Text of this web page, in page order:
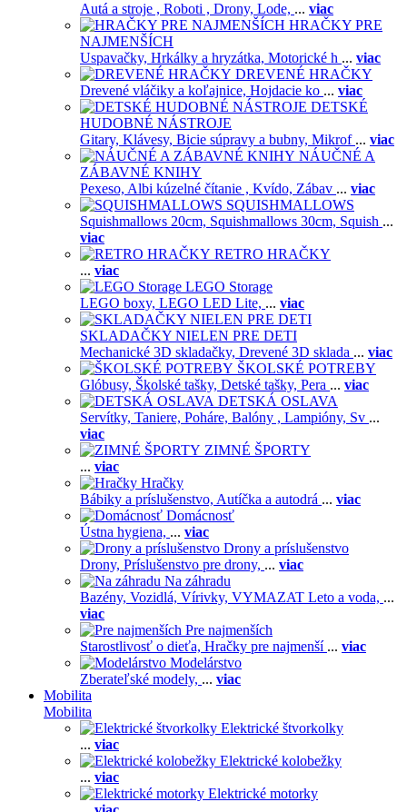
Autá a stroje , Roboti , Drony, Lode, ... viac
HRAČKY PRE
NAJMENŠÍCH
Uspavačky, Hrkálky a hryzátka, Motorické h ... viac
DREVENÉ HRAČKY
Drevené vláčiky a koľajnice, Hojdacie ko ... viac
DETSKÉ
HUDOBNÉ NÁSTROJE
Gitary, Klávesy, Bicie súpravy a bubny, Mikrof ... viac
NÁUČNÉ A
ZÁBAVNÉ KNIHY
Pexeso, Albi kúzelné čítanie , Kvído, Zábav ... viac
SQUISHMALLOWS
Squishmallows 20cm, Squishmallows 30cm, Squish ...
viac
RETRO HRAČKY
... viac
LEGO Storage
LEGO boxy, LEGO LED Lite, ... viac
SKLADAČKY NIELEN PRE DETI
Mechanické 3D skladačky, Drevené 3D sklada ... viac
ŠKOLSKÉ POTREBY
Glóbusy, Školské tašky, Detské tašky, Pera ... viac
DETSKÁ OSLAVA
Servítky, Taniere, Poháre, Balóny , Lampióny, Sv ...
viac
ZIMNÉ ŠPORTY
... viac
Hračky
Bábiky a príslušenstvo, Autíčka a autodrá ... viac
Domácnosť
Ústna hygiena, ... viac
Drony a príslušenstvo
Drony, Príslušenstvo pre drony, ... viac
Na záhradu
Bazény, Vozidlá, Vírivky, VYMAZAT Leto a voda, ...
viac
Pre najmenších
Starostlivosť o dieťa, Hračky pre najmenší ... viac
Modelárstvo
Zberateľské modely, ... viac
Mobilita
Mobilita
Elektrické štvorkolky
... viac
Elektrické kolobežky
... viac
Elektrické motorky